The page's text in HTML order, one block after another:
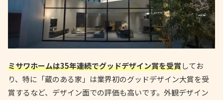
ミサワホームは35年連続でグッドデザイン賞を受賞してお
り、特に「蔵のある家」は業界初のグッドデザイン大賞を受
賞するなど、デザイン面での評価も高いです。外観デザイン